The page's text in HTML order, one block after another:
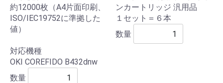
約12000枚（A4片面印刷、
ISO/IEC19752に準拠した
値）
対応機種
OKI COREFIDO B432dnw
数量
ンカートリッジ 汎用品
１セット＝６本
数量